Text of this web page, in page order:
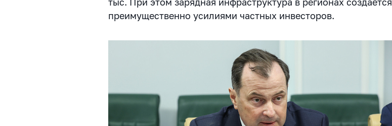
преимущественно усилиями частных инвесторов.